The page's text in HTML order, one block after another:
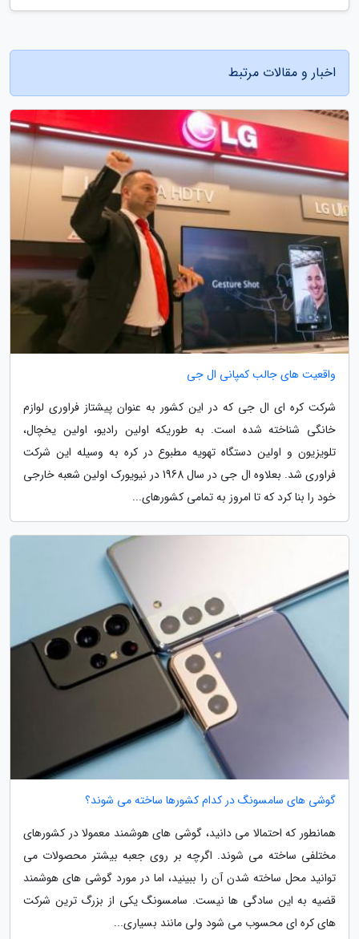
اخبار و مقالات مرتبط
واقعیت های جالب کمپانی ال جی
شرکت کره ای ال جی که در این کشور به عنوان پیشتاز فراوری لوازم
خانگی شناخته شده است. به طوریکه اولین رادیو، اولین یخچال،
تلویزیون و اولین دستگاه تهویه مطبوع در کره به وسیله این شرکت
فراوری شد. بعلاوه ال جی در سال 1968 در نیویورک اولین شعبه خارجی
خود را بنا کرد که تا امروز به تمامی کشورهای...
گوشی های سامسونگ در کدام کشورها ساخته می شوند؟
همانطور که احتمالا می دانید، گوشی های هوشمند معمولا در کشورهای
مختلفی ساخته می شوند. اگرچه بر روی جعبه بیشتر محصولات می
توانید محل ساخته شدن آن را ببینید، اما در مورد گوشی های هوشمند
قضیه به این سادگی ها نیست. سامسونگ یکی از بزرگ ترین شرکت
های کره ای محسوب می شود ولی مانند بسیاری...